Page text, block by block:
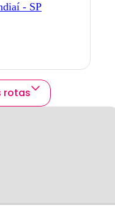
- SP
rotas